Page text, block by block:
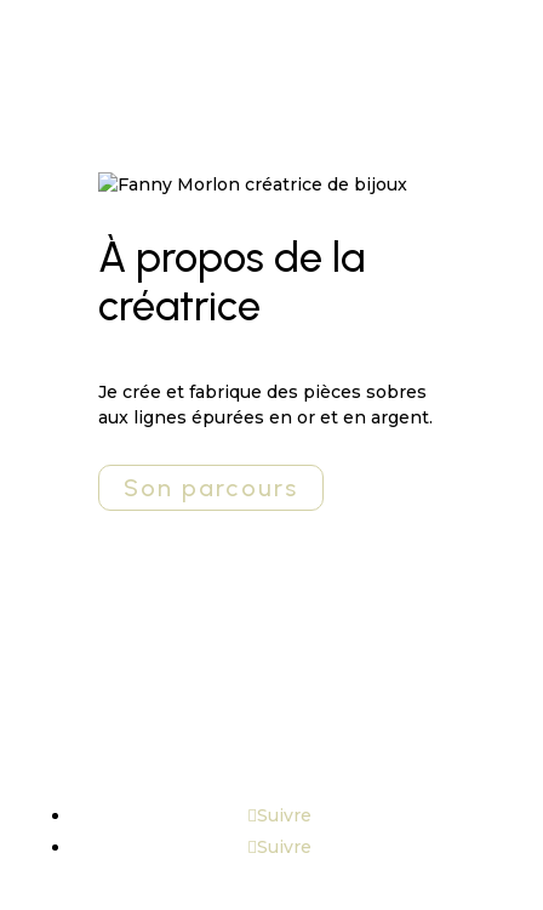
À propos de la
créatrice
Je crée et fabrique des pièces sobres
aux lignes épurées en or et en argent.
Son parcours
Suivre
Suivre